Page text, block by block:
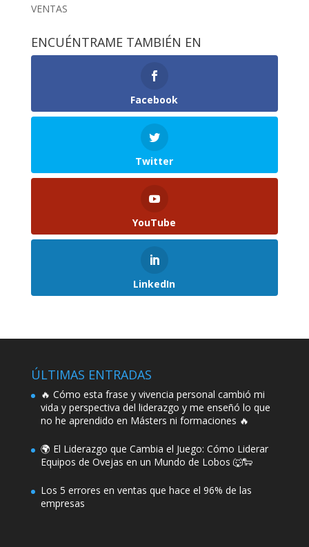
VENTAS
ENCUÉNTRAME TAMBIÉN EN
Facebook
Twitter
YouTube
LinkedIn
ÚLTIMAS ENTRADAS
🔥 Cómo esta frase y vivencia personal cambió mi
vida y perspectiva del liderazgo y me enseñó lo que
no he aprendido en Másters ni formaciones 🔥
🌍 El Liderazgo que Cambia el Juego: Cómo Liderar
Equipos de Ovejas en un Mundo de Lobos 🐺🐑
Los 5 errores en ventas que hace el 96% de las
empresas